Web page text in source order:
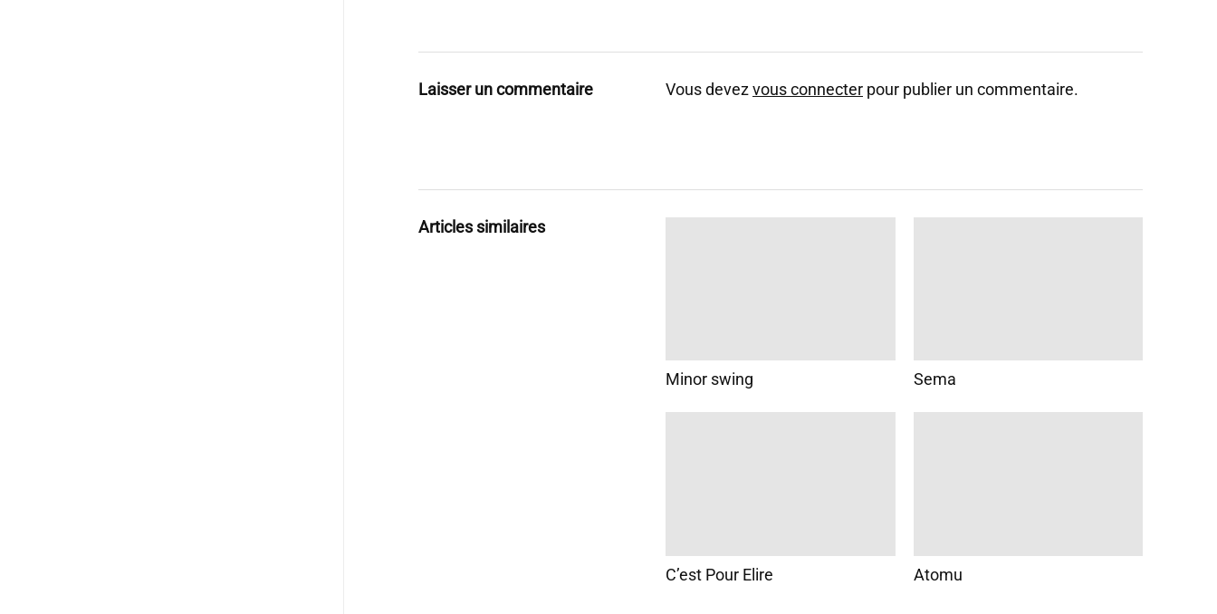
Laisser un commentaire Vous devezvous connecter pour publier un commentaire.
Articles similaires
Minor swing Sema
C’est Pour Elire Atomu